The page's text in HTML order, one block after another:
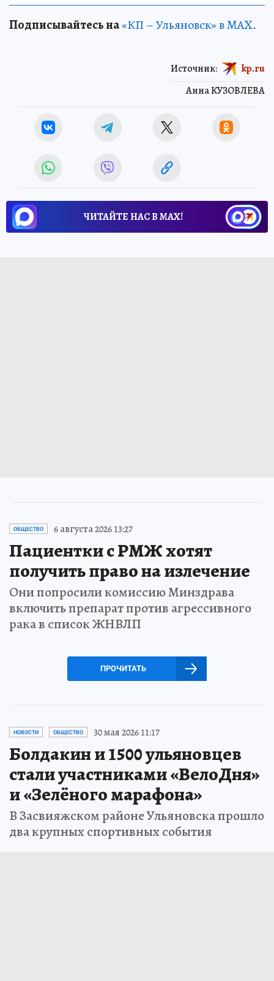
Подписывайтесь на«КП – Ульяновск» в MAX.
Анна КУЗОВЛЕВА
Источник: kp.ru
ЧИТАЙТЕ НАС В МАХ!
ОБЩЕСТВО 6 августа 2026 13:27
Пациентки с РМЖ хотят
получить право на излечение
Они попросили комиссию Минздрава
включить препарат против агрессивного
рака в список ЖНВЛП
ПРОЧИТАТЬ
НОВОСТИ ОБЩЕСТВО 30 мая 2026 11:17
Болдакин и 1500 ульяновцев
стали участниками «ВелоДня»
и «Зелёного марафона»
В Засвияжском районе Ульяновска прошло
два крупных спортивных события